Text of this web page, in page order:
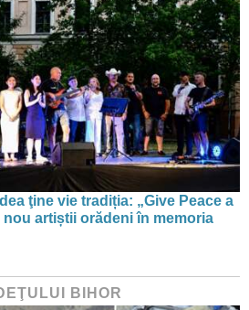
ţine vie tradiția: „Give Peace a
artiștii orădeni în memoria
BIHOR